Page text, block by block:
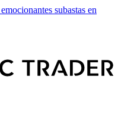
subastas en